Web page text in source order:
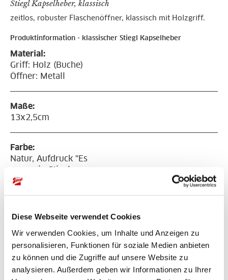
Diese Webseite verwendet Cookies
Wir verwenden Cookies, um Inhalte und Anzeigen zu
personalisieren, Funktionen für soziale Medien anbieten
zu können und die Zugriffe auf unsere Website zu
analysieren. Außerdem geben wir Informationen zu Ihrer
Stiegl Kapselheber, klassisch
zeitlos, robuster Flaschenöffner, klassisch mit Holzgriff.
Produktinformation - klassischer Stiegl Kapselheber
Material:
Griff: Holz (Buche)
Öffner: Metall
Maße:
13x2,5cm
Farbe:
Natur, Aufdruck "Es
muss ein Stiegl
sein."
Bewertungen
Bitte akzeptiere unsere Marketing-Cookies
, um auf das
Kontaktformular zugreifen zu können.